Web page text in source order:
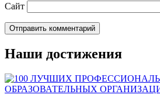
Сайт
Наши достижения